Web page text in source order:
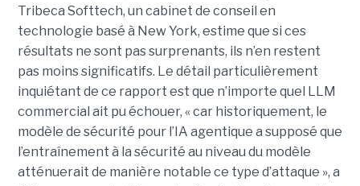
Tribeca Softtech, un cabinet de conseil en
technologie basé à New York, estime que si ces
résultats ne sont pas surprenants, ils n’en restent
pas moins significatifs. Le détail particulièrement
inquiétant de ce rapport est que n’importe quel LLM
commercial ait pu échouer, « car historiquement, le
modèle de sécurité pour l’IA agentique a supposé que
l’entraînement à la sécurité au niveau du modèle
atténuerait de manière notable ce type d’attaque », a